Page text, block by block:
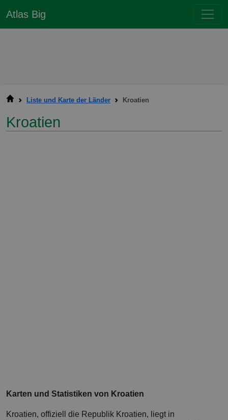
Atlas Big
Liste und Karte der Länder Kroatien
Kroatien
Karten und Statistiken von Kroatien
Kroatien, offiziell die Republik Kroatien, liegt in